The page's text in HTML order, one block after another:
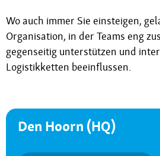
Wo auch immer Sie einsteigen,
Organisation, in der Teams eng
gegenseitig unterstützen und
Logistikketten beeinflussen.
Den Hoorn (HQ)